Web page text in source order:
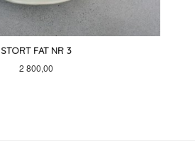
STORT FAT NR 3
Pris
2 800,00